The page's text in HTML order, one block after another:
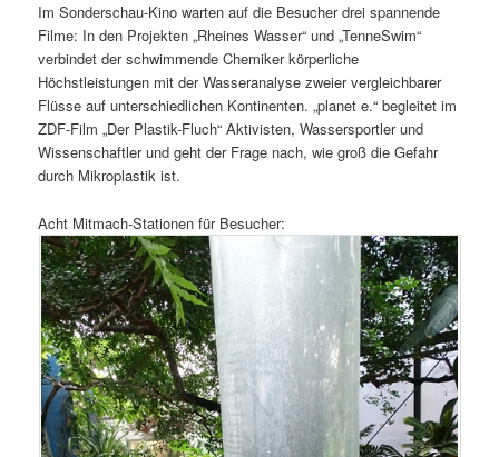
Im Sonderschau-Kino warten auf die Besucher drei spannende
Filme: In den Projekten „Rheines Wasser“ und „TenneSwim“
verbindet der schwimmende Chemiker körperliche
Höchstleistungen mit der Wasseranalyse zweier vergleichbarer
Flüsse auf unterschiedlichen Kontinenten. „planet e.“ begleitet im
ZDF-Film „Der Plastik-Fluch“ Aktivisten, Wassersportler und
Wissenschaftler und geht der Frage nach, wie groß die Gefahr
durch Mikroplastik ist.
Acht Mitmach-Stationen für Besucher: